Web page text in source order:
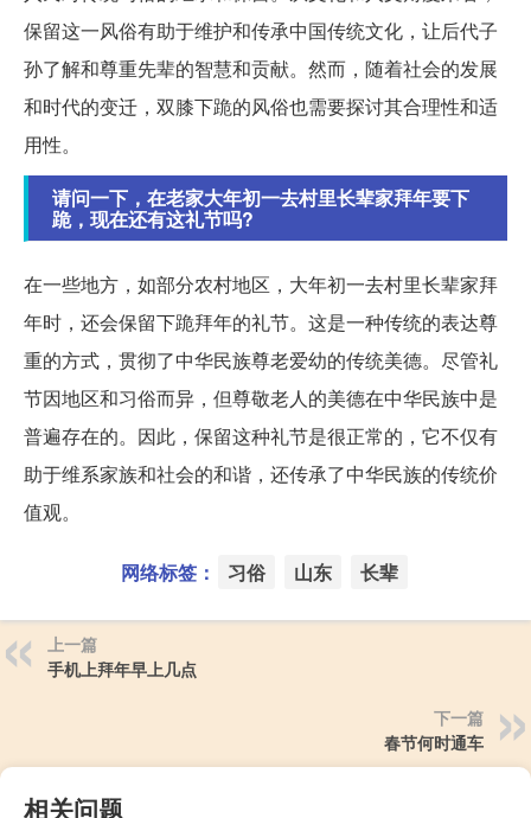
保留这一风俗有助于维护和传承中国传统文化，让后代子
孙了解和尊重先辈的智慧和贡献。然而，随着社会的发展
和时代的变迁，双膝下跪的风俗也需要探讨其合理性和适
用性。
请问一下，在老家大年初一去村里长辈家拜年要下
跪，现在还有这礼节吗?
在一些地方，如部分农村地区，大年初一去村里长辈家拜
年时，还会保留下跪拜年的礼节。这是一种传统的表达尊
重的方式，贯彻了中华民族尊老爱幼的传统美德。尽管礼
节因地区和习俗而异，但尊敬老人的美德在中华民族中是
普遍存在的。因此，保留这种礼节是很正常的，它不仅有
助于维系家族和社会的和谐，还传承了中华民族的传统价
值观。
网络标签： 习俗 山东 长辈
上一篇
手机上拜年早上几点
下一篇
春节何时通车
相关问题